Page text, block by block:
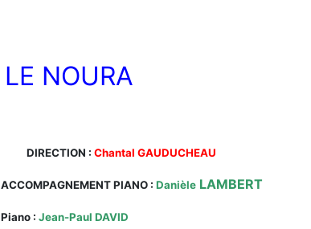
LE NOURA
DIRECTION : Chantal GAUDUCHEAU
ACCOMPAGNEMENT PIANO : DanièleLAMBERT
Piano : Jean-Paul DAVID